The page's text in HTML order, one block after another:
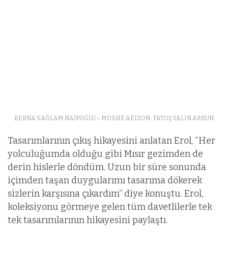
BERNA SAĞLAM NAİPOĞLU – MOSHE AELYON-FATOŞ YALIN ARKUN
Tasarımlarının çıkış hikayesini anlatan Erol, “Her
yolculuğumda olduğu gibi Mısır gezimden de
derin hislerle döndüm. Uzun bir süre sonunda
içimden taşan duygularımı tasarıma dökerek
sizlerin karşısına çıkardım” diye konuştu. Erol,
koleksiyonu görmeye gelen tüm davetlilerle tek
tek tasarımlarının hikayesini paylaştı.